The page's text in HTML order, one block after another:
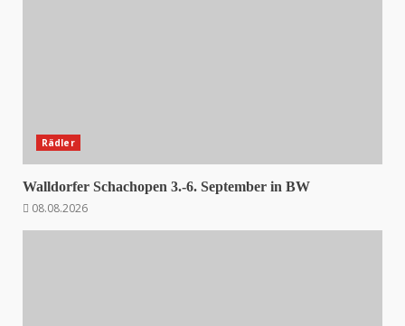
Rädler
Walldorfer Schachopen 3.-6. September in BW
08.08.2026